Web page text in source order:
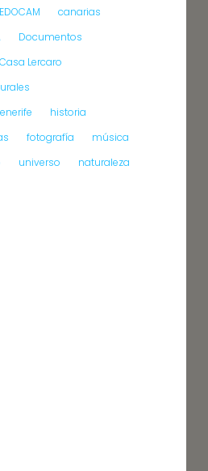
canarias
Documentos
Casa Lercaro
historia
fotografía
música
universo naturaleza